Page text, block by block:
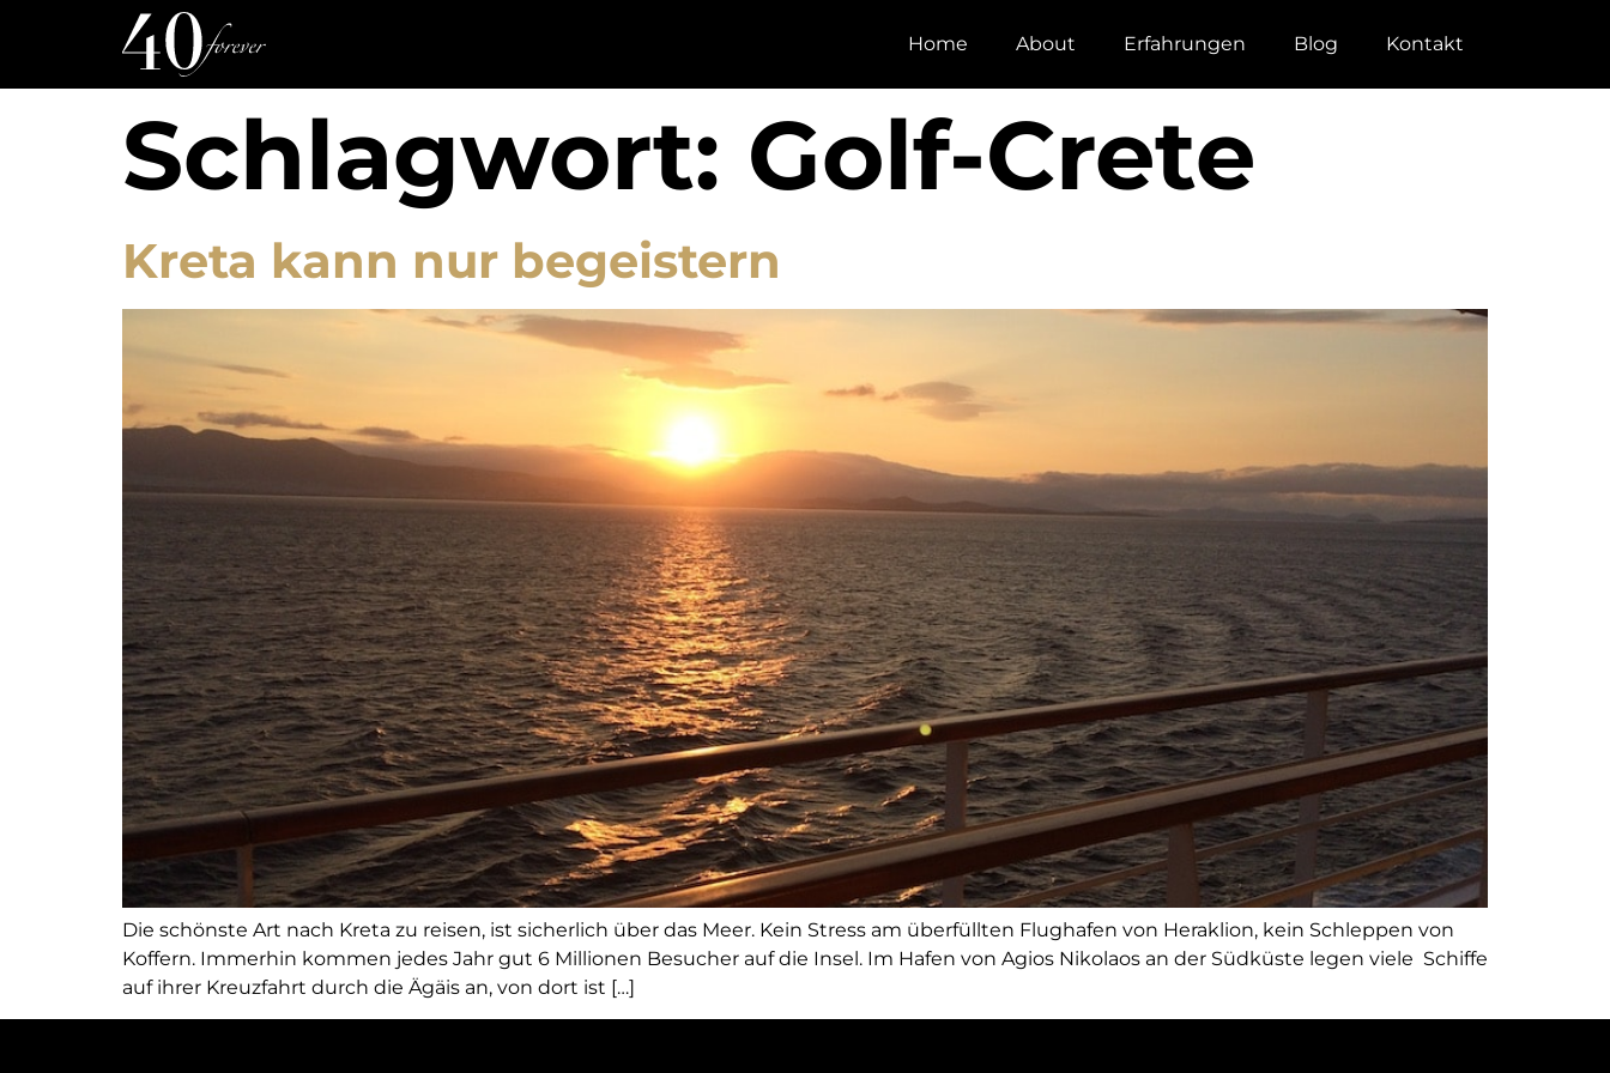
Home About Erfahrungen Blog Kontakt
Schlagwort: Golf-Crete
Kreta kann nur begeistern
Die schönste Art nach Kreta zu reisen, ist sicherlich über das Meer. Kein Stress am überfüllten Flughafen von Heraklion, kein Schleppen von
Koffern. Immerhin kommen jedes Jahr gut 6 Millionen Besucher auf die Insel. Im Hafen von Agios Nikolaos an der Südküste legen viele Schiffe
auf ihrer Kreuzfahrt durch die Ägäis an, von dort ist […]